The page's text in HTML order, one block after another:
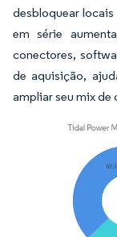
desbloquear
em série
conectores,
de aquisição,
ampliar seu mix de